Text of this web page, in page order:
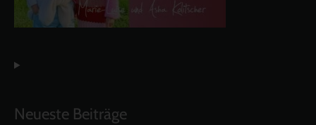
Neueste Beiträge